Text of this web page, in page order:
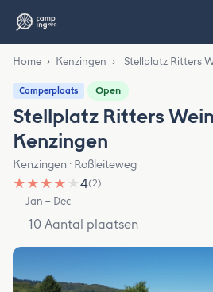
Home › Kenzingen › Stellplatz Ritters
Camperplaats Open
Stellplatz Ritters
Kenzingen
Kenzingen · Roßleiteweg
★ ★ ★ ★ ★4(2)
Jan – Dec
10 Aantal plaatsen